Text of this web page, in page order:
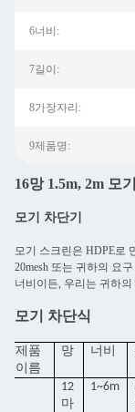
6너비:
7길이:
8가장자리:
9제품명:
16망 1.5m, 2m 모
모기 차단기
모기 스크린은 HDPE로
20mesh 또는 귀하의 요
너비이든, 우리는 귀하
모기 차단식
제품
이름
망 너비
12
마
1~6m